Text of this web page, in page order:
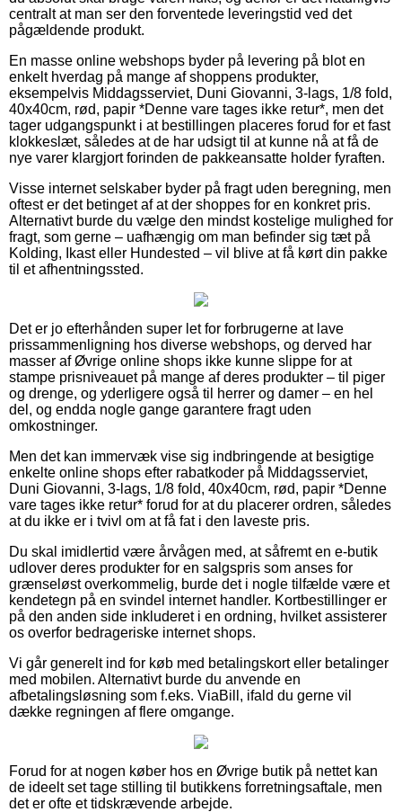
centralt at man ser den forventede leveringstid ved det
pågældende produkt.
En masse online webshops byder på levering på blot en
enkelt hverdag på mange af shoppens produkter,
eksempelvis Middagsserviet, Duni Giovanni, 3-lags, 1/8 fold,
40x40cm, rød, papir *Denne vare tages ikke retur*, men det
tager udgangspunkt i at bestillingen placeres forud for et fast
klokkeslæt, således at de har udsigt til at kunne nå at få de
nye varer klargjort forinden de pakkeansatte holder fyraften.
Visse internet selskaber byder på fragt uden beregning, men
oftest er det betinget af at der shoppes for en konkret pris.
Alternativt burde du vælge den mindst kostelige mulighed for
fragt, som gerne – uafhængig om man befinder sig tæt på
Kolding, Ikast eller Hundested – vil blive at få kørt din pakke
til et afhentningssted.
Det er jo efterhånden super let for forbrugerne at lave
prissammenligning hos diverse webshops, og derved har
masser af Øvrige online shops ikke kunne slippe for at
stampe prisniveauet på mange af deres produkter – til piger
og drenge, og yderligere også til herrer og damer – en hel
del, og endda nogle gange garantere fragt uden
omkostninger.
Men det kan immervæk vise sig indbringende at besigtige
enkelte online shops efter rabatkoder på Middagsserviet,
Duni Giovanni, 3-lags, 1/8 fold, 40x40cm, rød, papir *Denne
vare tages ikke retur* forud for at du placerer ordren, således
at du ikke er i tvivl om at få fat i den laveste pris.
Du skal imidlertid være årvågen med, at såfremt en e-butik
udlover deres produkter for en salgspris som anses for
grænseløst overkommelig, burde det i nogle tilfælde være et
kendetegn på en svindel internet handler. Kortbestillinger er
på den anden side inkluderet i en ordning, hvilket assisterer
os overfor bedrageriske internet shops.
Vi går generelt ind for køb med betalingskort eller betalinger
med mobilen. Alternativt burde du anvende en
afbetalingsløsning som f.eks. ViaBill, ifald du gerne vil
dække regningen af flere omgange.
Forud for at nogen køber hos en Øvrige butik på nettet kan
de ideelt set tage stilling til butikkens forretningsaftale, men
det er ofte et tidskrævende arbejde.